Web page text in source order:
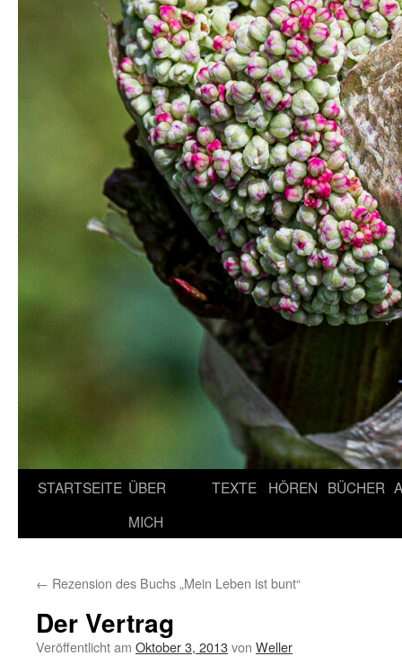
STARTSEITE ÜBER
MICH
TEXTE HÖREN BÜCHER
← Rezension des Buchs „Mein Leben ist bunt“
Der Vertrag
Veröffentlicht am Oktober 3, 2013von Weller